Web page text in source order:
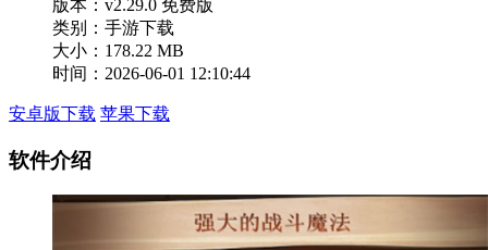
版本： v2.29.0 免费版
类别：手游下载
大小：178.22 MB
时间：2026-06-01 12:10:44
安卓版下载 苹果下载
软件介绍